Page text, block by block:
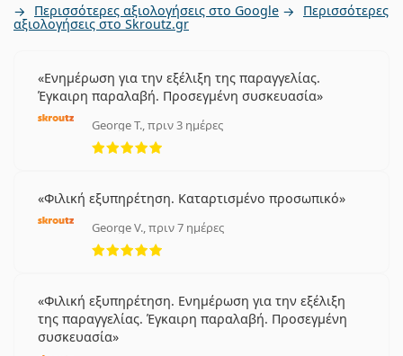
Περισσότερες αξιολογήσεις στο Google Περισσότερες
αξιολογήσεις στο Skroutz.gr
Ενημέρωση για την εξέλιξη της παραγγελίας.
Έγκαιρη παραλαβή. Προσεγμένη συσκευασία
George T., πριν 3 ημέρες
5 αξιολογήσεις από 5
Φιλική εξυπηρέτηση. Καταρτισμένο προσωπικό
George V., πριν 7 ημέρες
5 αξιολογήσεις από 5
Φιλική εξυπηρέτηση. Ενημέρωση για την εξέλιξη
της παραγγελίας. Έγκαιρη παραλαβή. Προσεγμένη
συσκευασία